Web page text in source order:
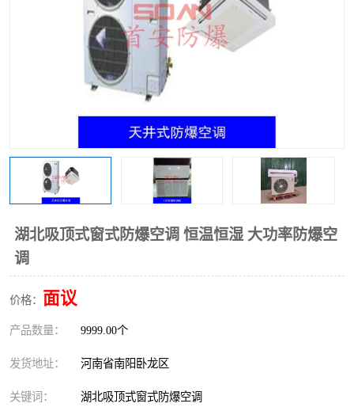
湖北吸顶式窗式防爆空调 恒温恒湿 大功率防爆空
调
价格： 面议
产品数量： 9999.00个
发货地址： 河南省南阳卧龙区
关键词： 湖北吸顶式窗式防爆空调